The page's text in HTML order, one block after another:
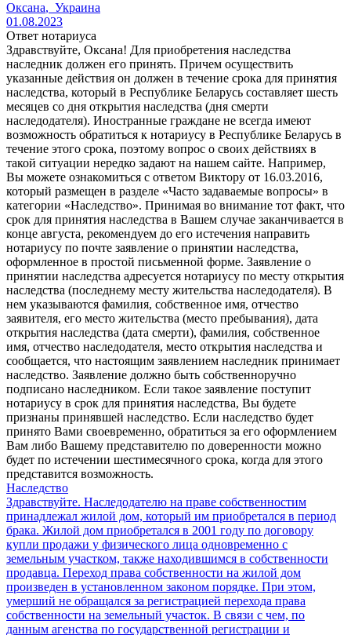
Оксана, Украина
01.08.2023
Ответ нотариуса
Здравствуйте, Оксана! Для приобретения наследства
наследник должен его принять. Причем осуществить
указанные действия он должен в течение срока для принятия
наследства, который в Республике Беларусь составляет шесть
месяцев со дня открытия наследства (дня смерти
наследодателя). Иностранные граждане не всегда имеют
возможность обратиться к нотариусу в Республике Беларусь в
течение этого срока, поэтому вопрос о своих действиях в
такой ситуации нередко задают на нашем сайте. Например,
Вы можете ознакомиться с ответом Виктору от 16.03.2016,
который размещен в разделе «Часто задаваемые вопросы» в
категории «Наследство». Принимая во внимание тот факт, что
срок для принятия наследства в Вашем случае заканчивается в
конце августа, рекомендуем до его истечения направить
нотариусу по почте заявление о принятии наследства,
оформленное в простой письменной форме. Заявление о
принятии наследства адресуется нотариусу по месту открытия
наследства (последнему месту жительства наследодателя). В
нем указываются фамилия, собственное имя, отчество
заявителя, его место жительства (место пребывания), дата
открытия наследства (дата смерти), фамилия, собственное
имя, отчество наследодателя, место открытия наследства и
сообщается, что настоящим заявлением наследник принимает
наследство. Заявление должно быть собственноручно
подписано наследником. Если такое заявление поступит
нотариусу в срок для принятия наследства, Вы будете
признаны принявшей наследство. Если наследство будет
принято Вами своевременно, обратиться за его оформлением
Вам либо Вашему представителю по доверенности можно
будет по истечении шестимесячного срока, когда для этого
представится возможность.
Наследство
Здравствуйте. Наследодателю на праве собственностим
принадлежал жилой дом, который им приобретался в период
брака. Жилой дом приобретался в 2001 году по договору
купли продажи у физического лица одновременно с
земельным участком, также находившимся в собственности
продавца. Переход права собственности на жилой дом
произведен в установленном законом порядке. При этом,
умерший не обращался за регистрацией перехода права
собственности на земельный участок. В связи с чем, по
данным агенства по государственной регистрации и